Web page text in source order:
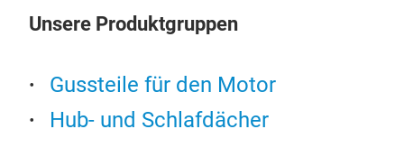
Unsere Produktgruppen
Gussteile für den Motor
Hub- und Schlafdächer